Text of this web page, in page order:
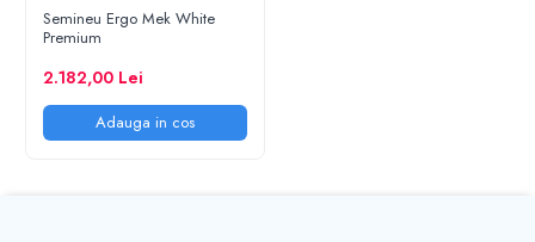
Semineu Ergo Mek White
Premium
2.182,00 Lei
Adauga in cos